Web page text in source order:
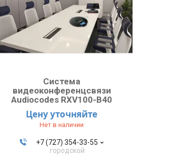
Система
видеоконференцсвязи
Audiocodes RXV100-B40
Цену уточняйте
Нет в наличии
+7 (727) 354-33-55
городской